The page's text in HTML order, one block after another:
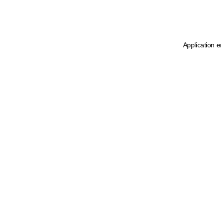
Application